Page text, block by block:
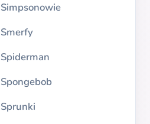
Simpsonowie
Smerfy
Spiderman
Spongebob
Sprunki